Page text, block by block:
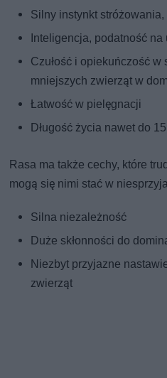
Silny instynkt
Inteligencja, podatność na
Czułość i opiekuńczość w
mniejszych zwierząt w
Łatwość w pielęgnacji
Długość życia nawet do
Rasa ma także cechy, które
mogą się nimi stać w
Silna niezależność
Duże skłonności do
Niezbyt przyjazne
zwierząt